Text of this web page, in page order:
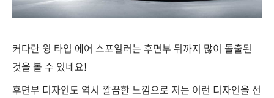
커다란 윙 타입 에어 스포일러는 후면부 뒤까지 많이 돌출된
것을 볼 수 있네요!
후면부 디자인도 역시 깔끔한 느낌으로 저는 이런 디자인을 선